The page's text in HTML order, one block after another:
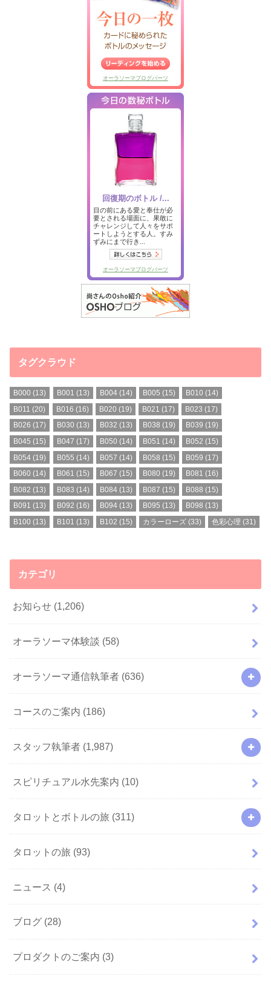
タグクラウド
B000 (13) B001 (13) B004(14) B005 (15) B010 (14)
B011 (20) B016 (16) B020 (19) B021 (17) B023 (17)
B026 (17) B030 (13) B032 (13) B038 (19) B039 (19)
B045 (15) B047 (17) B050 (14) B051 (14) B052 (15)
B054 (19) B055 (14) B057 (14) B058 (15) B059 (17)
B060 (14) B061 (15) B067 (15) B080 (19) B081 (16)
B082 (13) B083 (14) B084(13) B087 (15) B088 (15)
B091 (13) B092 (16) B094(13) B095 (13) B098 (13)
B100 (13) B101 (13) B102 (15) カラーローズ (33) 色彩心理 (31)
カテゴリ
お知らせ (1,206)
オーラソーマ体験談 (58)
オーラソーマ通信執筆者 (636)
コースのご案内 (186)
スタッフ執筆者 (1,987)
スピリチュアル水先案内 (10)
タロットとボトルの旅 (311)
タロットの旅 (93)
ニュース (4)
ブログ (28)
プロダクトのご案内 (3)